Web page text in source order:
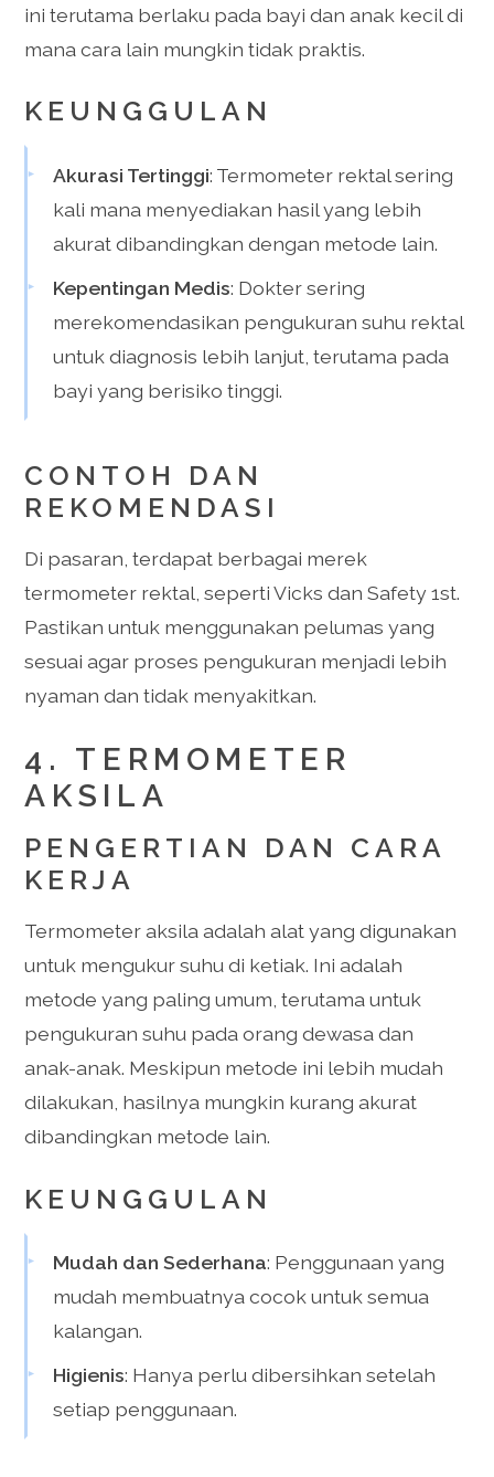
ini terutama berlaku pada bayi dan anak kecil di
mana cara lain mungkin tidak praktis.
KEUNGGULAN
Akurasi Tertinggi: Termometer rektal sering
kali mana menyediakan hasil yang lebih
akurat dibandingkan dengan metode lain.
Kepentingan Medis: Dokter sering
merekomendasikan pengukuran suhu rektal
untuk diagnosis lebih lanjut, terutama pada
bayi yang berisiko tinggi.
CONTOH DAN
REKOMENDASI
Di pasaran, terdapat berbagai merek
termometer rektal, seperti Vicks dan Safety 1st.
Pastikan untuk menggunakan pelumas yang
sesuai agar proses pengukuran menjadi lebih
nyaman dan tidak menyakitkan.
4. TERMOMETER
AKSILA
PENGERTIAN DAN CARA
KERJA
Termometer aksila adalah alat yang digunakan
untuk mengukur suhu di ketiak. Ini adalah
metode yang paling umum, terutama untuk
pengukuran suhu pada orang dewasa dan
anak-anak. Meskipun metode ini lebih mudah
dilakukan, hasilnya mungkin kurang akurat
dibandingkan metode lain.
KEUNGGULAN
Mudah dan Sederhana: Penggunaan yang
mudah membuatnya cocok untuk semua
kalangan.
Higienis: Hanya perlu dibersihkan setelah
setiap penggunaan.